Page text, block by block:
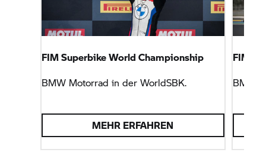
FIM Superbike World Championship
BMW Motorrad in der WorldSBK.
MEHR ERFAHREN
FIM
BMW